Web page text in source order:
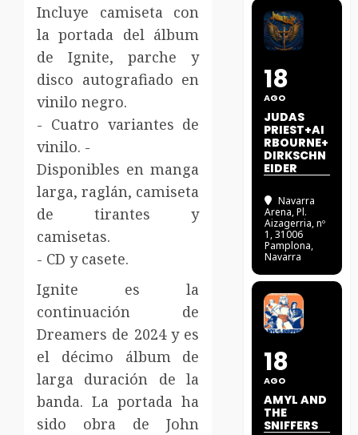
Incluye camiseta con
la portada del álbum
de Ignite, parche y
disco autografiado en
vinilo negro.
- Cuatro variantes de
vinilo. -
Disponibles en manga
larga, raglán, camiseta
de tirantes y
camisetas.
- CD y casete.
Ignite es la
continuación de
Dreamers de 2024 y es
el décimo álbum de
larga duración de la
banda. La portada ha
sido obra de John
18
AGO
JUDAS
PRIEST+AI
RBOURNE+
DIRKSCHN
EIDER
Navarra
Arena, Pl.
Aizagerria, nº
1, 31006
Pamplona,
Navarra
18
AGO
AMYL AND
THE
SNIFFERS